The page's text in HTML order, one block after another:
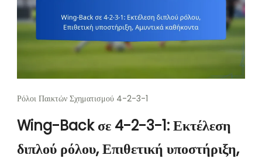
Ρόλοι Παικτών Σχηματισμού 4-2-3-1
Wing-Back σε 4-2-3-1: Εκτέλεση
διπλού ρόλου, Επιθετική υποστήριξη,